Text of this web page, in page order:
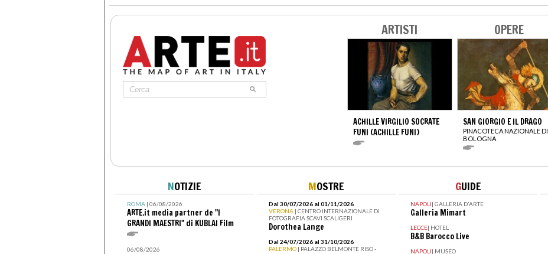
ARTISTI
ACHILLE VIRGILIO SOCRATE
FUNI (ACHILLE FUNI)
OPERE
SAN GIORGIO E IL DRAGO
PINACOTECA NAZIONALE DI
BOLOGNA
NOTIZIE
ROMA| 06/08/2026
ARTE.it media partner de "I
GRANDI MAESTRI" di KUBLAI Film
06/08/2026
MOSTRE
Dal 30/07/2026 al 01/11/2026
VERONA | CENTRO INTERNAZIONALE DI
FOTOGRAFIA SCAVI SCALIGERI
Dorothea Lange
Dal 24/07/2026 al 31/10/2026
PALERMO | PALAZZO BELMONTE RISO -
GUIDE
NAPOLI| GALLERIA D'ARTE
Galleria Mimart
LECCE| HOTEL
B&B Barocco Live
NAPOLI| MUSEO